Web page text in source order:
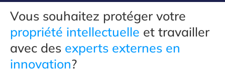
Vous souhaitez protéger votre
propriété intellectuelle et travailler
avec des experts externes en
innovation?